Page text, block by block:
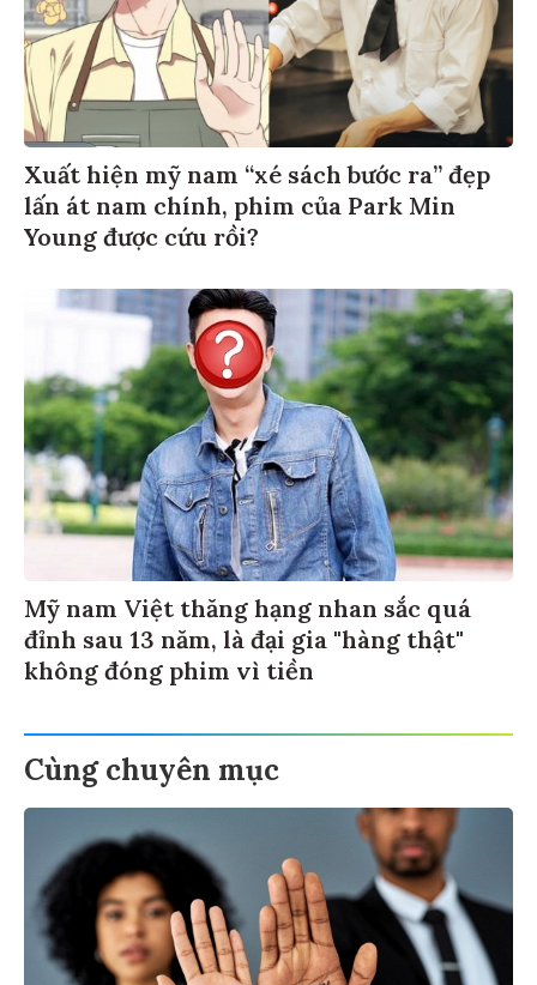
Xuất hiện mỹ nam “xé sách bước ra” đẹp
lấn át nam chính, phim của Park Min
Young được cứu rồi?
Mỹ nam Việt thăng hạng nhan sắc quá
đỉnh sau 13 năm, là đại gia "hàng thật"
không đóng phim vì tiền
Cùng chuyên mục